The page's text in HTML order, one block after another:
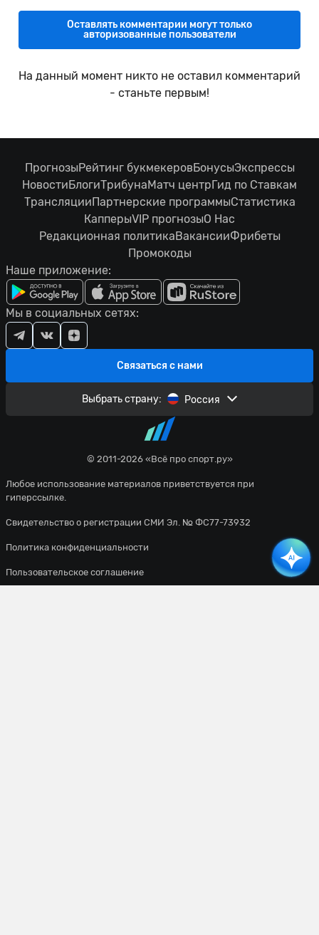
Оставлять комментарии могут только
авторизованные пользователи
На данный момент никто не оставил комментарий
- станьте первым!
© 2011-2026 «Всё про спорт.ру»
Любое использование материалов приветствуется при
гиперссылке.
Свидетельство о регистрации СМИ Эл. № ФС77-73932
Политика конфиденциальности
Пользовательское соглашение
ПрогнозыРейтинг букмекеровБонусыЭкспрессы
НовостиБлогиТрибунаМатч центрГид по Ставкам
ТрансляцииПартнерские программыСтатистика
КапперыVIP прогнозыО Нас
Редакционная политикаВакансииФрибеты
Промокоды
Наше приложение:
Связаться с нами
Мы в социальных сетях:
Выбрать страну: Россия